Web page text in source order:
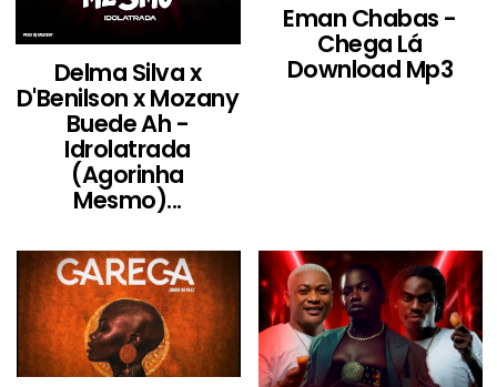
Delma Silva x
D'Benilson x Mozany
Buede Ah -
Idrolatrada
(Agorinha
Mesmo)...
Eman Chabas -
Chega Lá
Download Mp3